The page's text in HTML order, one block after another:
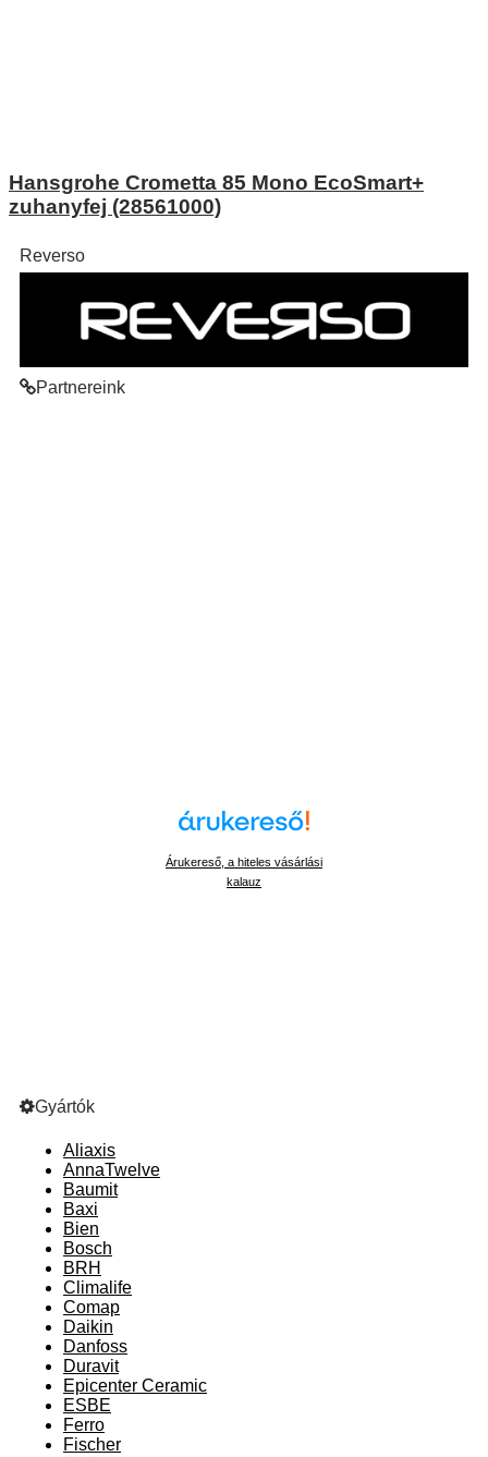
Hansgrohe Crometta 85 Mono EcoSmart+
zuhanyfej (28561000)
Reverso
Partnereink
Árukereső, a hiteles vásárlási
kalauz
Gyártók
Aliaxis
AnnaTwelve
Baumit
Baxi
Bien
Bosch
BRH
Climalife
Comap
Daikin
Danfoss
Duravit
Epicenter Ceramic
ESBE
Ferro
Fischer